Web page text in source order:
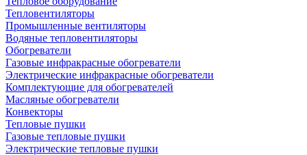
Тепловентиляторы
Промышленные вентиляторы
Водяные тепловентиляторы
Обогреватели
Газовые инфракрасные обогреватели
Электрические инфракрасные обогреватели
Комплектующие для обогревателей
Масляные обогреватели
Конвекторы
Тепловые пушки
Газовые тепловые пушки
Электрические тепловые пушки